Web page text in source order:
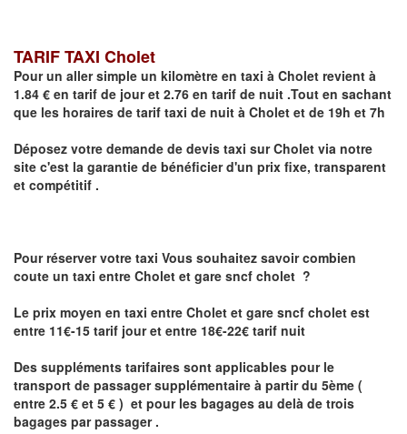
TARIF TAXI Cholet
Pour un aller simple un kilomètre en taxi à Cholet revient à
1.84 € en tarif de jour et 2.76 en tarif de nuit .Tout en sachant
que les horaires de tarif taxi de nuit à Cholet et de 19h et 7h
Déposez votre demande de devis taxi surCholet via notre
site c'est la garantie de bénéficier d'un prix fixe, transparent
et compétitif .
Pour réserver votre taxi Vous souhaitez savoircombien
coute un taxi entre Cholet et gare sncf cholet ?
Le prix moyen en taxi entre Cholet et gare sncf cholet est
entre 11€-15 tarif jour et entre 18€-22€ tarif nuit
Des suppléments tarifaires sont applicables pour le
transport de passager supplémentaire à partir du 5ème (
entre 2.5 € et 5 € ) et pour les bagages au delà de trois
bagages par passager .